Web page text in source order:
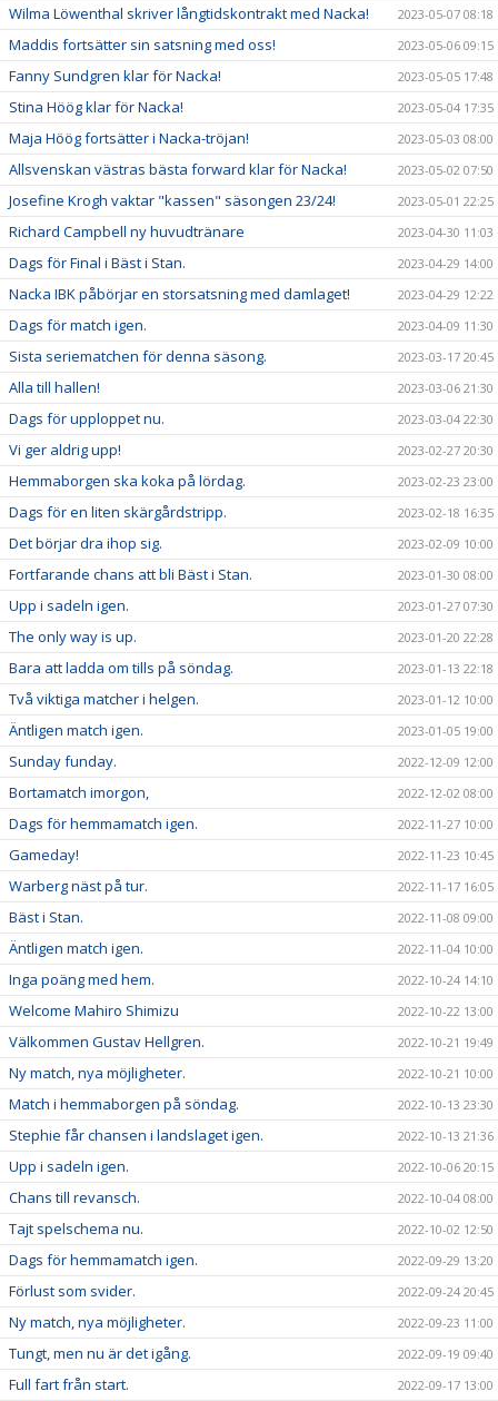
Wilma Löwenthal skriver långtidskontrakt med Nacka! 2023-05-07 08:18
Maddis fortsätter sin satsning med oss! 2023-05-06 09:15
Fanny Sundgren klar för Nacka! 2023-05-05 17:48
Stina Höög klar för Nacka! 2023-05-04 17:35
Maja Höög fortsätter i Nacka-tröjan! 2023-05-03 08:00
Allsvenskan västras bästa forward klar för Nacka! 2023-05-02 07:50
Josefine Krogh vaktar "kassen" säsongen 23/24! 2023-05-01 22:25
Richard Campbell ny huvudtränare 2023-04-30 11:03
Dags för Final i Bäst i Stan. 2023-04-29 14:00
Nacka IBK påbörjar en storsatsning med damlaget! 2023-04-29 12:22
Dags för match igen. 2023-04-09 11:30
Sista seriematchen för denna säsong. 2023-03-17 20:45
Alla till hallen! 2023-03-06 21:30
Dags för upploppet nu. 2023-03-04 22:30
Vi ger aldrig upp! 2023-02-27 20:30
Hemmaborgen ska koka på lördag. 2023-02-23 23:00
Dags för en liten skärgårdstripp. 2023-02-18 16:35
Det börjar dra ihop sig. 2023-02-09 10:00
Fortfarande chans att bli Bäst i Stan. 2023-01-30 08:00
Upp i sadeln igen. 2023-01-27 07:30
The only way is up. 2023-01-20 22:28
Bara att ladda om tills på söndag. 2023-01-13 22:18
Två viktiga matcher i helgen. 2023-01-12 10:00
Äntligen match igen. 2023-01-05 19:00
Sunday funday. 2022-12-09 12:00
Bortamatch imorgon, 2022-12-02 08:00
Dags för hemmamatch igen. 2022-11-27 10:00
Gameday! 2022-11-23 10:45
Warberg näst på tur. 2022-11-17 16:05
Bäst i Stan. 2022-11-08 09:00
Äntligen match igen. 2022-11-04 10:00
Inga poäng med hem. 2022-10-24 14:10
Welcome Mahiro Shimizu 2022-10-22 13:00
Välkommen Gustav Hellgren. 2022-10-21 19:49
Ny match, nya möjligheter. 2022-10-21 10:00
Match i hemmaborgen på söndag. 2022-10-13 23:30
Stephie får chansen i landslaget igen. 2022-10-13 21:36
Upp i sadeln igen. 2022-10-06 20:15
Chans till revansch. 2022-10-04 08:00
Tajt spelschema nu. 2022-10-02 12:50
Dags för hemmamatch igen. 2022-09-29 13:20
Förlust som svider. 2022-09-24 20:45
Ny match, nya möjligheter. 2022-09-23 11:00
Tungt, men nu är det igång. 2022-09-19 09:40
Full fart från start. 2022-09-17 13:00